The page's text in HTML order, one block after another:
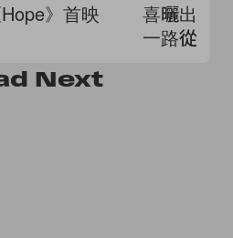
》首映
喜曬出 28
一路從少
Next